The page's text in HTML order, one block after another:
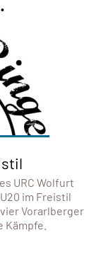
URC Wolfurt
im Freistil
Vorarlberger